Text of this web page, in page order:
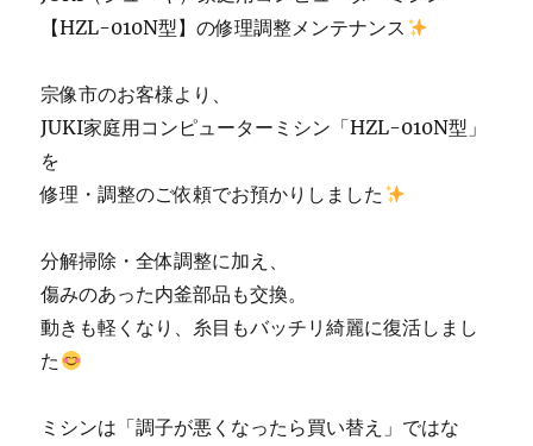
理
門
「ミ
シ
【HZL-010N型】の修理調整メンテナンス
宗像市のお客様より、
JUKI家庭用コンピューターミシン「HZL-010N型」
を
修理・調整のご依頼でお預かりしました
分解掃除・全体調整に加え、
傷みのあった内釜部品も交換。
動きも軽くなり、糸目もバッチリ綺麗に復活しまし
た
ミシンは「調子が悪くなったら買い替え」ではな